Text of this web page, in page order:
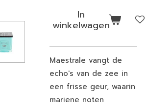
In
winkelwagen
Maestrale vangt de
echo's van de zee in
een frisse geur, waarin
mariene noten